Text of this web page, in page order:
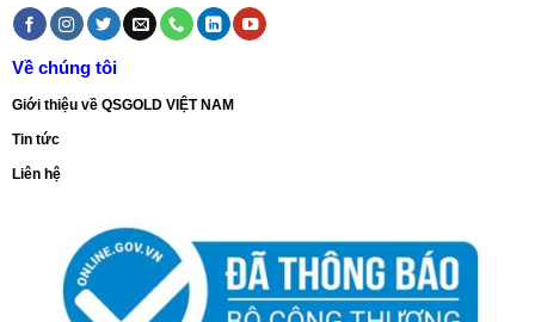
Về chúng tôi
Giới thiệu về QSGOLD VIỆT NAM
Tin tức
Liên hệ